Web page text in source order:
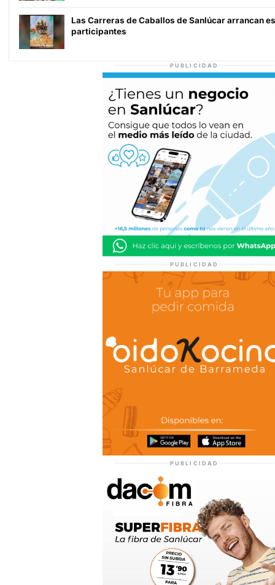
Las Carreras de Caballos de Sanlúcar arrancan
participantes
PUBLICIDAD
PUBLICIDAD
PUBLICIDAD